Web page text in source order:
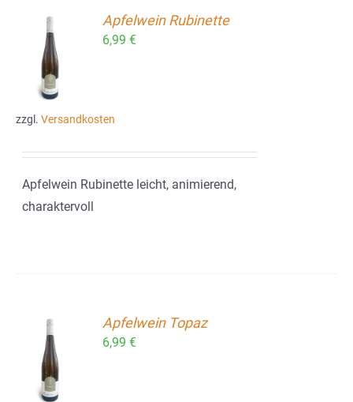
Apfelwein Rubinette
6,99€
zzgl. Versandkosten
Apfelwein Rubinette leicht, animierend,
charaktervoll
Apfelwein Topaz
6,99€